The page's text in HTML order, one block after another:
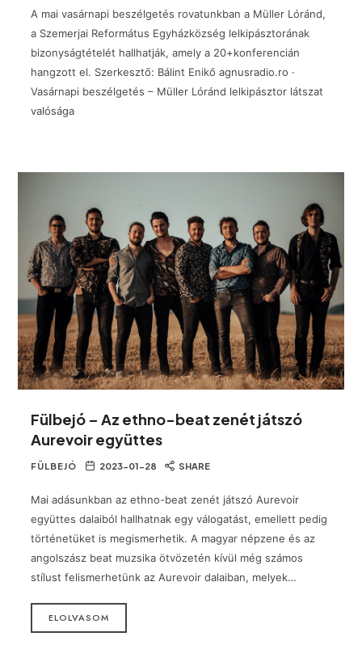
A mai vasárnapi beszélgetés rovatunkban a Müller Lóránd,
a Szemerjai Református Egyházközség lelkipásztorának
bizonyságtételét hallhatják, amely a 20+konferencián
hangzott el. Szerkesztő: Bálint Enikő agnusradio.ro ·
Vasárnapi beszélgetés – Müller Lóránd lelkipásztor látszat
valósága
Fülbejó – Az ethno-beat zenét játszó
Aurevoir együttes
FÜLBEJÓ 2023-01-28 SHARE
Mai adásunkban az ethno-beat zenét játszó Aurevoir
együttes dalaiból hallhatnak egy válogatást, emellett pedig
történetüket is megismerhetik. A magyar népzene és az
angolszász beat muzsika ötvözetén kívül még számos
stílust felismerhetünk az Aurevoir dalaiban, melyek…
ELOLVASOM